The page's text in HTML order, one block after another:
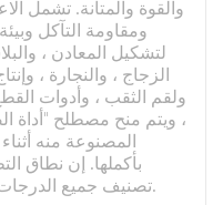
والقوة والمتانة. تشمل
ومقاومة التآكل
لتشكيل المعادن ،
الزجاج ، والنجارة ،
ولقم الثقب ، وأدوات
، ويتم منح مصطلح "أداة
المصنوعة منه
بأكملها. إن نطاق
تصنيف جميع الدرجات بشكل لا لبس فيه في قسم واحد.